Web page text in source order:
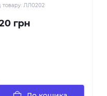
товару: ЛЛ0202
грн